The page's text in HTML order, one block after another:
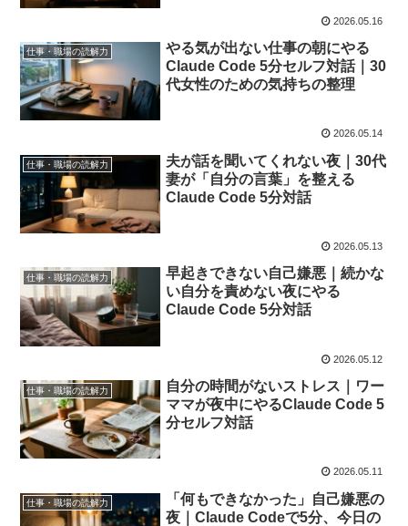
2026.05.16
仕事・職場の読解力
やる気が出ない仕事の朝にやる
Claude Code 5分セルフ対話｜30
代女性のための気持ちの整理
2026.05.14
仕事・職場の読解力
夫が話を聞いてくれない夜｜30代
妻が「自分の言葉」を整える
Claude Code 5分対話
2026.05.13
仕事・職場の読解力
早起きできない自己嫌悪｜続かな
い自分を責めない夜にやる
Claude Code 5分対話
2026.05.12
仕事・職場の読解力
自分の時間がないストレス｜ワー
ママが夜中にやるClaude Code 5
分セルフ対話
2026.05.11
仕事・職場の読解力
「何もできなかった」自己嫌悪の
夜｜Claude Codeで5分、今日の